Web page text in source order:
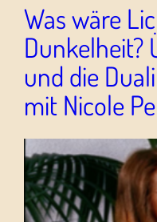
Was wäre
Dunkelheit?
und die
mit Nicole